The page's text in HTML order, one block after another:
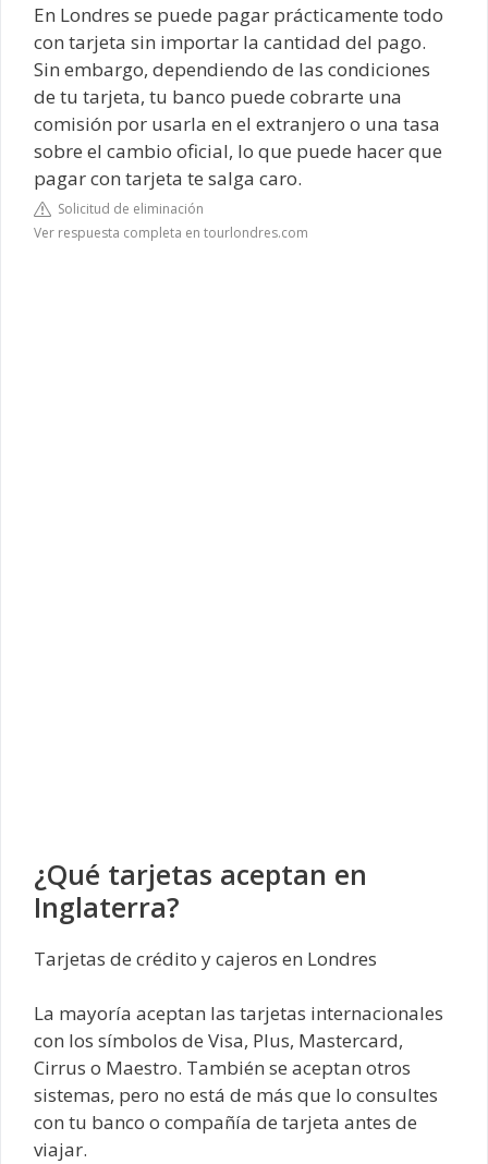
En Londres se puede pagar prácticamente todo
con tarjeta sin importar la cantidad del pago.
Sin embargo, dependiendo de las condiciones
de tu tarjeta, tu banco puede cobrarte una
comisión por usarla en el extranjero o una tasa
sobre el cambio oficial, lo que puede hacer que
pagar con tarjeta te salga caro.
Solicitud de eliminación
Ver respuesta completa en tourlondres.com
¿Qué tarjetas aceptan en
Inglaterra?
Tarjetas de crédito y cajeros en Londres
La mayoría aceptan las tarjetas internacionales
con los símbolos de Visa, Plus, Mastercard,
Cirrus o Maestro. También se aceptan otros
sistemas, pero no está de más que lo consultes
con tu banco o compañía de tarjeta antes de
viajar.